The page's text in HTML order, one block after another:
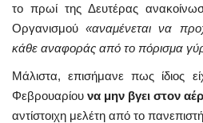
το πρωί της Δευτέρας
Οργανισμού «αναμένεται να
κάθε αναφοράς από το πόρισμα
Μάλιστα, επισήμανε πως ίδιος
Φεβρουαρίου να μην βγει στον
αντίστοιχη μελέτη από το